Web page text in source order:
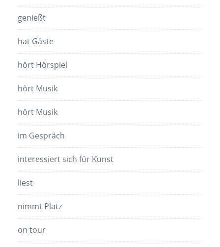
genießt
hat Gäste
hört Hörspiel
hört Musik
hört Musik
im Gespräch
interessiert sich für Kunst
liest
nimmt Platz
on tour